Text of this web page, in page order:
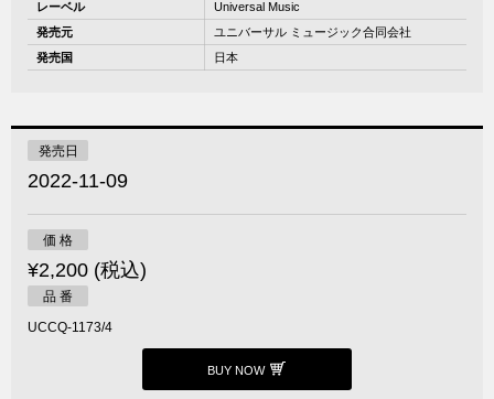
レーベル
Universal Music
発売元
ユニバーサル ミュージック合同会社
発売国
日本
発売日
2022-11-09
価 格
¥2,200 (税込)
品 番
UCCQ-1173/4
BUY NOW